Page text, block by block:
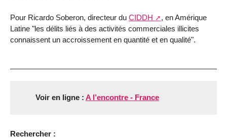
Pour Ricardo Soberon, directeur du CIDDH
, en Amérique
Latine "les délits liés à des activités commerciales illicites
connaissent un accroissement en quantité et en qualité".
Voir en ligne : A l’encontre - France
Rechercher :